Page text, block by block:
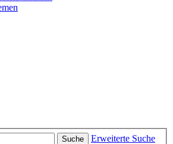
Suche Erweiterte Suche